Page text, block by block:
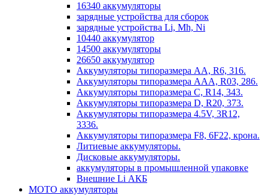
16340 аккумуляторы
зарядные устройства для сборок
зарядные устройства Li, Mh, Ni
10440 аккумулятор
14500 аккумуляторы
26650 аккумулятор
Аккумуляторы типоразмера АА, R6, 316.
Аккумуляторы типоразмера ААА, R03, 286.
Аккумуляторы типоразмера С, R14, 343.
Аккумуляторы типоразмера D, R20, 373.
Аккумуляторы типоразмера 4.5V, 3R12,
3336.
Аккумуляторы типоразмера F8, 6F22, крона.
Литиевые аккумуляторы.
Дисковые аккумуляторы.
аккумуляторы в промышленной упаковке
Внешние Li АКБ
МОТО аккумуляторы